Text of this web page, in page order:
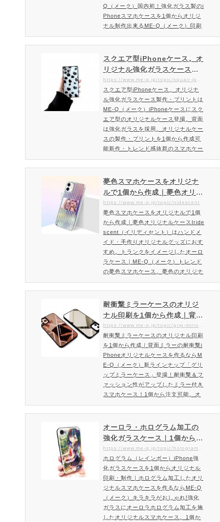
Q（メーク）国内初！強化ガラス製のi
Phoneスマホケースを1個からオリジ
ナル制作出来るME-Q（メーク）印刷
面を強化ガラスの光沢感に！TPU×強
化ガラスのスマホケースオリジナル印
刷国産強化ガラスの品質、光沢感は本
物！強化ガラスケースとしてもクオリ
ティがどこよりも高い仕上げの高級感
よって光の当たり方が高級感ある表情
を楽しめるスマホケースです。国内…
スクエア型iPhoneケース。オ
リジナル強化ガラスケース製
作・プリント｜1個から格安！
オリジナルのスクエアiPhone
ケース作成ならME-Q（メー
ク）
スクエア型iPhoneケース。オリジナ
ル強化ガラスケース製作・プリントは
ME-Q（メーク）iPhoneケースにスク
エア型のオリジナルケース登場。背面
は強化ガラスを採用。オリジナルケー
スの製作・プリントを1個から作成可
能新作・トレンド感抜群のスマホケー
スiPhoneスクエアタイプのスマホケ
ースを格安作成丸みがない四角いスク
エア型のiPhoneケース。よりスマー
トでシンプルなプロダクトです。印刷
面である背面は強化ガラス仕様となっ
なっています。スクエア型iPhoneケ
ースを作成・注文ご注文方法・料金…
夢色スマホケースをオリジナ
ルで1個から作成｜夢色オリジ
ナルケースIridescent（イリ
ディセント）はハンドメイ
ド・手作りオリジナルグッズ
におすすめ。トランクをイメ
ージしたオーロラケース｜ME
-Q（メーク）
https://www.me-q.jp/topic/iridescent
夢色スマホケースをオリジナルで1個
から作成｜夢色オリジナルケースIride
scent（イリディセント）はハンドメ
イド・手作りオリジナルグッズにおす
すめ。トランクをイメージしたオーロ
ラケース｜ME-Q（メーク）トレンド
の夢色スマホケース。夢色のオリジナ
ルケースを作りたい方はお勧め。ファ
ッション性と柔軟性が高いオーロラ・
グラデーションケース「Iridescent」
登場！Iridescentは1個からオリジナ
ルで作成・印刷可能です。おしゃれな
ナルで作れる「Iridescent」登場！も
ちろん1個から作成可能。ス…
耐衝撃ミラーケースのオリジ
ナル印刷を1個から作成｜背面
ミラーの耐衝撃iPhoneオリジ
ナルケースを作るならME-Q
（メーク）
耐衝撃ミラーケースのオリジナル印刷
を1個から作成｜背面ミラーの耐衝撃i
Phoneオリジナルケースを作るならM
E-Q（メーク）新ラインナップ「グリ
ップミラーケース」登場！耐衝撃＆フ
ァッション性がアップしたミラー付き
スマホケース！1個から注文可能。オ
リジナル印刷が可能なトレンドと機能
性を取り入れたミラーケースをお届け
致します。トレンドを取り入れファッ
ション性がアップしたミラーケースの
新ラインナップ登場！実用性も非常に
製ミラーと側面のTPU製の耐衝撃設計
で落下時も安心。スマホ本体…
オーロラ・ホログラム加工の
強化ガラスケース｜1個からご
注文可能。ホログラム加工を
した強化ガラスのスマホケー
ス制作ならME-Q（メーク）
ホログラム（レインボー）iPhone強
化ガラスケースを1個からオリジナル
印刷・制作｜ホログラム加工したオリ
ジナルスマホケースを作るならME-Q
（メーク）キラキラがおしゃれ!強化
ガラスにオーロラホログラム加工を施
したオリジナルスマホケース。1個か